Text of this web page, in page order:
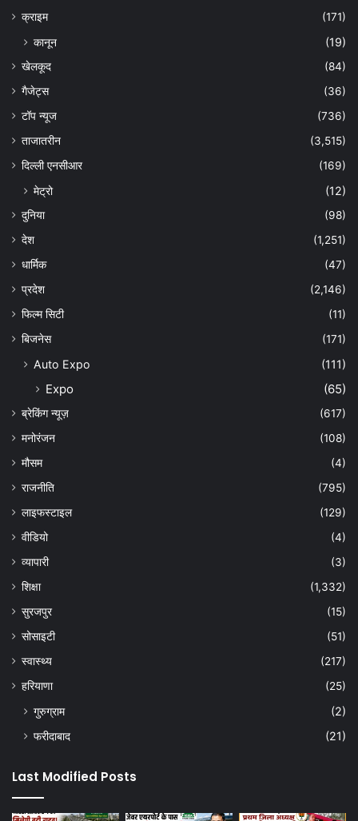
क्राइम
(171)
कानून (19)
खेलकूद
(84)
गैजेट्स
(36)
टॉप न्यूज
(736)
ताजातरीन
(3,515)
दिल्ली एनसीआर
(169)
मेट्रो (12)
दुनिया
(98)
देश
(1,251)
धार्मिक
(47)
प्रदेश
(2,146)
फिल्म सिटी
(11)
बिजनेस
(171)
Auto Expo (111)
Expo (65)
ब्रेकिंग न्यूज़
(617)
मनोरंजन
(108)
मौसम
(4)
राजनीति
(795)
लाइफस्टाइल
(129)
वीडियो
(4)
व्यापारी
(3)
शिक्षा
(1,332)
सुरजपुर
(15)
सोसाइटी
(51)
स्वास्थ्य
(217)
हरियाणा
(25)
गुरुग्राम
(2)
फरीदाबाद
(21)
Last Modified Posts